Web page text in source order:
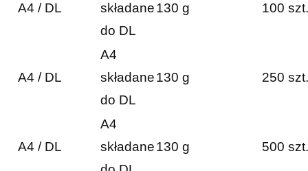
A4 / DL
składane
do DL
130 g 100 szt.
A4 / DL
A4
składane
do DL
130 g 250 szt.
A4 / DL
A4
składane130 g 500 szt.